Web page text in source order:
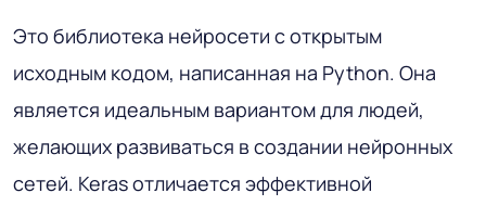
Это библиотека нейросети с открытым
исходным кодом, написанная на Python. Она
является идеальным вариантом для людей,
желающих развиваться в создании нейронных
сетей. Keras отличается эффективной